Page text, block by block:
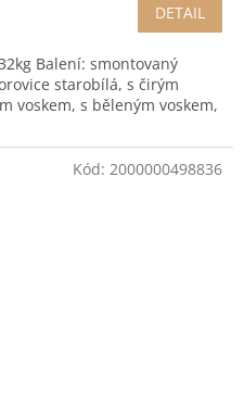
DETAIL
Balení: smontovaný
starobílá, s čirým
voskem, s běleným voskem,
Kód: 2000000498836